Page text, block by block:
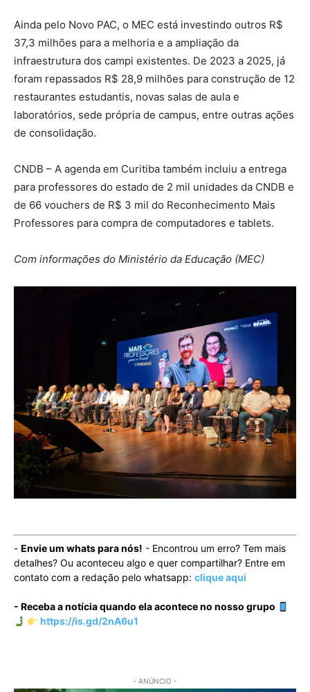
Ainda pelo Novo PAC, o MEC está investindo outros R$
37,3 milhões para a melhoria e a ampliação da
infraestrutura dos campi existentes. De 2023 a 2025, já
foram repassados R$ 28,9 milhões para construção de 12
restaurantes estudantis, novas salas de aula e
laboratórios, sede própria de campus, entre outras ações
de consolidação.
CNDB – A agenda em Curitiba também incluiu a entrega
para professores do estado de 2 mil unidades da CNDB e
de 66 vouchers de R$ 3 mil do Reconhecimento Mais
Professores para compra de computadores e tablets.
Com informações do Ministério da Educação (MEC)
- Envie um whats para nós! - Encontrou um erro? Tem mais
detalhes? Ou aconteceu algo e quer compartilhar? Entre em
contato com a redação pelo whatsapp: clique aqui
- Receba a notícia quando ela acontece no nosso grupo
https://is.gd/2nA6u1
- ANÚNCIO -